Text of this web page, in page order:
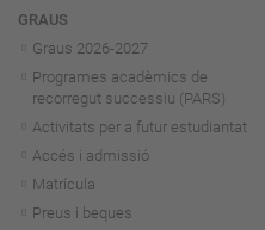
Navegació
GRAUS
Graus 2026-2027
Programes acadèmics de
recorregut successiu (PARS)
Activitats per a futur estudiantat
Accés i admissió
Matrícula
Preus i beques